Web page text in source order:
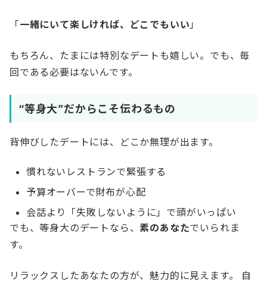
「一緒にいて楽しければ、どこでもいい 」
もちろん、たまには特別なデートも嬉しい。でも、毎
回である必要はないんです。
“等身大”だからこそ伝わるもの
背伸びしたデートには、どこか無理が出ます。
慣れないレストランで緊張する
予算オーバーで財布が心配
会話より「失敗しないように」で頭がいっぱい
でも、等身大のデートなら、 素のあなたでいられま
す。
リラックスしたあなたの方が、魅力的に見えます。 自